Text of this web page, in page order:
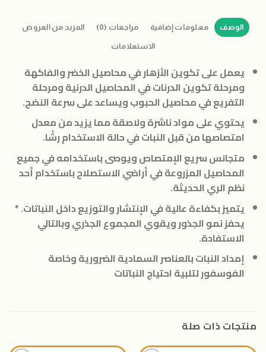
الوصف معلومات إضافية مراجعات (0) المزيد من العروض
الاستعلامات
يعمل على تكوين الأزهار في محاصيل الخضر والفاكهة
ومرحلة تكوين الدرنات في المحاصيل الدرنية ومرحلة
التفريع في محاصيل الحبوب ويساعد على سرعة النضج.
يحتوي على مواد ناشرة ولاصقة مما يزيد من معدل
امتصاصها من قبل النبات في حالة الاستخدام رشًا.
متجانس سريع الإمتصاص ويوصى باستخدامه في جميع
المحاصيل المزروعة في أراضي الاستصلاح باستخدام أحد
نظم الري الحديثة.
يتميز بكفاءة عالية في الإنتشار والتوزيع داخل النباتات. *
يحفز نمو الجذور ويقوي المجموع الجذري وبالتالي
الاستفادة.
إمداد النبات بالعناصر السمادية الضرورية وخاصة
الفوسفور لتلبية احتياج النباتات
منتجات ذات صلة